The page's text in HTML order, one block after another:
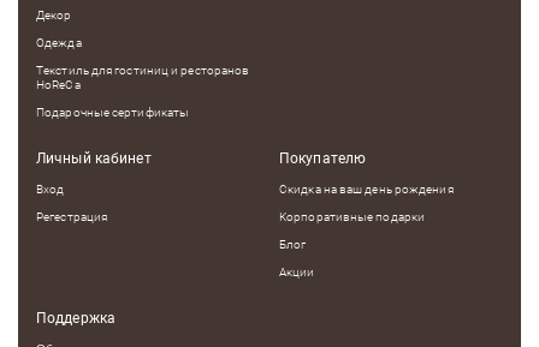
Декор
Одежда
Текстиль для гостиниц и ресторанов
HoReCa
Подарочные сертификаты
Личный кабинет
Вход
Регестрация
Покупателю
Скидка на ваш день рождения
Корпоративные подарки
Блог
Акции
Поддержка